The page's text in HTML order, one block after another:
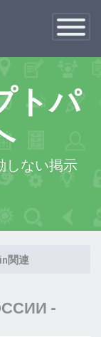
Toggle
トパ
しない掲示
関連
-